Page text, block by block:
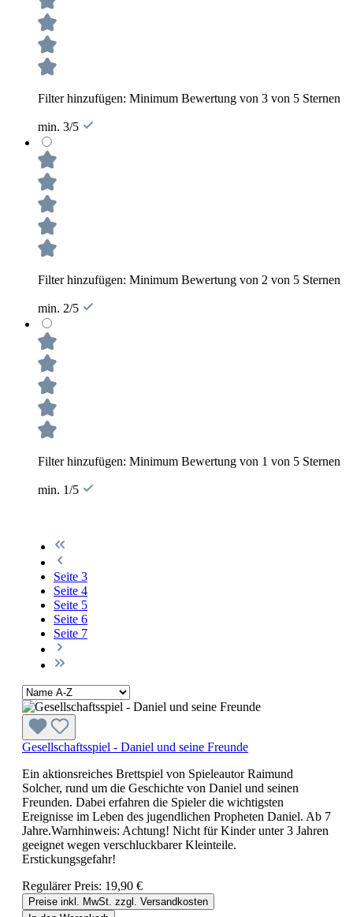
Filter hinzufügen: Minimum Bewertung von 3 von 5 Sternen
min. 3/5
Filter hinzufügen: Minimum Bewertung von 2 von 5 Sternen
min. 2/5
Filter hinzufügen: Minimum Bewertung von 1 von 5 Sternen
min. 1/5
Seite 3
Seite 4
Seite 5
Seite 6
Seite 7
Gesellschaftsspiel - Daniel und seine Freunde
Ein aktionsreiches Brettspiel von Spieleautor Raimund
Solcher, rund um die Geschichte von Daniel und seinen
Freunden. Dabei erfahren die Spieler die wichtigsten
Ereignisse im Leben des jugendlichen Propheten Daniel. Ab 7
Jahre.Warnhinweis: Achtung! Nicht für Kinder unter 3 Jahren
geeignet wegen verschluckbarer Kleinteile.
Erstickungsgefahr!
Regulärer Preis: 19,90 €
Preise inkl. MwSt. zzgl. Versandkosten